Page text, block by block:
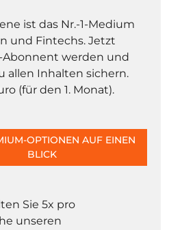
ist das Nr.-1-Medium
und Fintechs. Jetzt
werden und
allen Inhalten sichern.
(für den 1. Monat).
OPTIONEN AUF EINEN
BLICK
Sie 5x pro
unseren